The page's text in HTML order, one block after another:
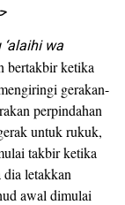
wa
bertakbir ketika
gerakan-
perpindahan
untuk rukuk,
takbir ketika
letakkan
awal dimulai